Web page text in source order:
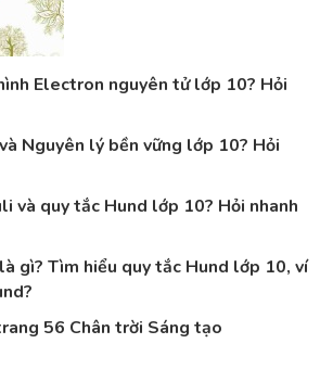
Electron nguyên tử lớp 10? Hỏi
Nguyên lý bền vững lớp 10? Hỏi
và quy tắc Hund lớp 10? Hỏi nhanh
gì? Tìm hiểu quy tắc Hund lớp 10, ví
56 Chân trời Sáng tạo